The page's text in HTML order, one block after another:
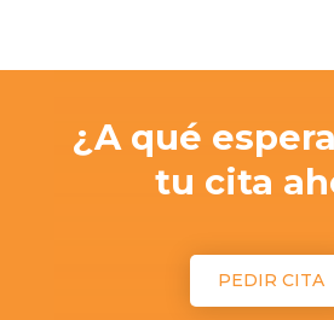
¿A qué
tu cita
PEDIR CITA